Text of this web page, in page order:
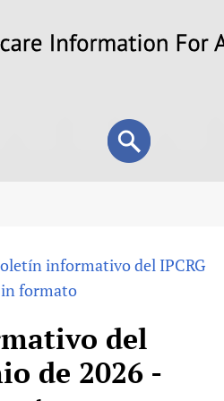
Search
form
Search
For All)
informativo del IPCRG
formato
del
de 2026 -